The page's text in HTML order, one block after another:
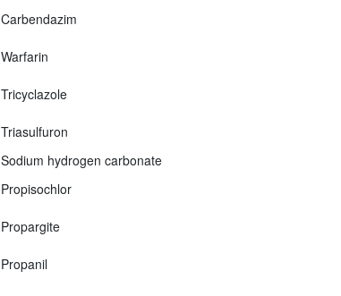
Carbendazim
Warfarin
Tricyclazole
Triasulfuron
Sodium hydrogen carbonate
Propisochlor
Propargite
Propanil